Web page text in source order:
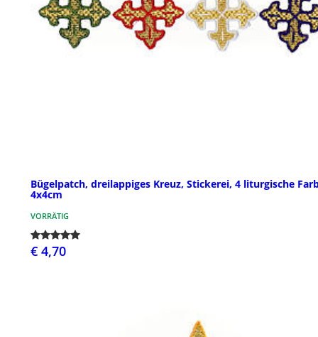
Bügelpatch, dreilappiges Kreuz, Stickerei, 4 liturgische
4x4cm
VORRÄTIG
€ 4,70